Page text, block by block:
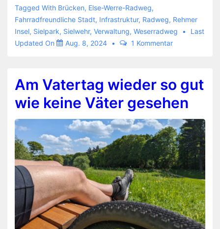
Bad
Oeynhausen
Tagged With Brücken, Else-Werre-Radweg,
Fahrradfreundliche Stadt, Infrastruktur, Radweg, Rehmer
Insel, Sielpark, Sielwehr, Verwaltung, Weserradweg
Last
Updated On
Aug. 8, 2024 1 Kommentar
Am Vatertag wieder so gut
wie keine Väter gesehen